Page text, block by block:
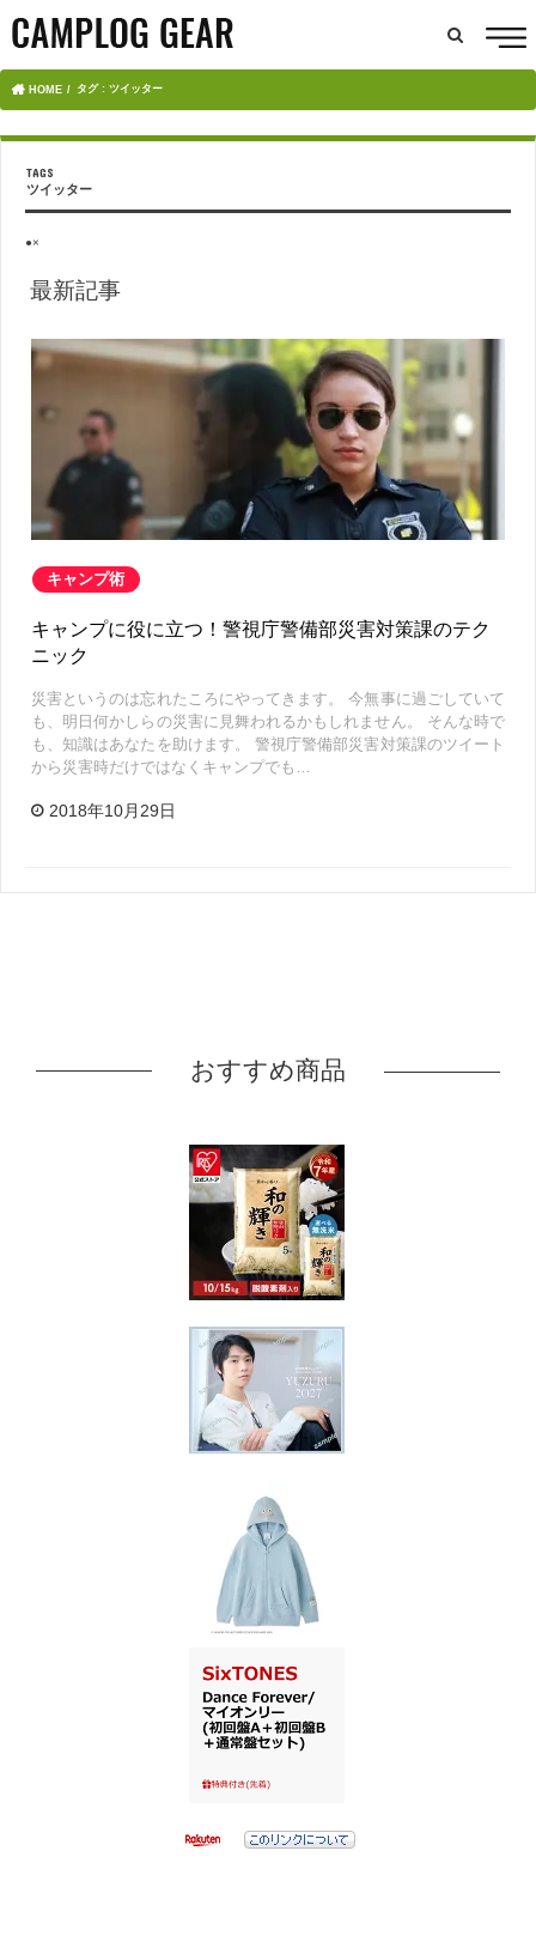
HOME タグ : ツイッター
ツイッター
●×
最新記事
キャンプ術
キャンプに役に立つ！警視庁警備部災害対策課のテク
ニック
災害というのは忘れたころにやってきます。 今無事に過ごしていて
も、明日何かしらの災害に見舞われるかもしれません。 そんな時で
も、知識はあなたを助けます。 警視庁警備部災害対策課のツイート
から災害時だけではなくキャンプでも…
2018年10月29日
おすすめ商品